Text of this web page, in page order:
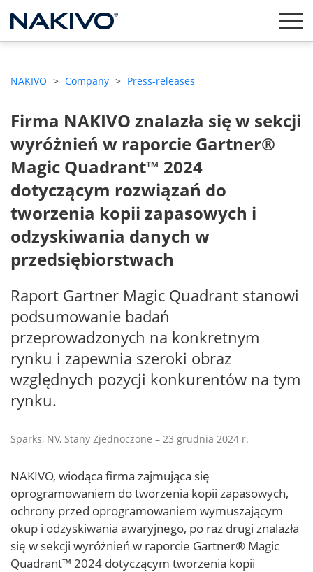
NAKIVO > Company > Press-releases
Firma NAKIVO znalazła się w sekcji
wyróżnień w raporcie Gartner®
Magic Quadrant™ 2024
dotyczącym rozwiązań do
tworzenia kopii zapasowych i
odzyskiwania danych w
przedsiębiorstwach
Raport Gartner Magic Quadrant stanowi
podsumowanie badań
przeprowadzonych na konkretnym
rynku i zapewnia szeroki obraz
względnych pozycji konkurentów na tym
rynku.
Sparks, NV, Stany Zjednoczone – 23 grudnia 2024 r.
NAKIVO, wiodąca firma zajmująca się
oprogramowaniem do tworzenia kopii zapasowych,
ochrony przed oprogramowaniem wymuszającym
okup i odzyskiwania awaryjnego, po raz drugi znalazła
się w sekcji wyróżnień w raporcie Gartner® Magic
Quadrant™ 2024 dotyczącym tworzenia kopii